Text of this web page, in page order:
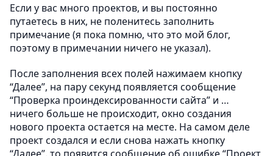
Если у вас много проектов, и вы постоянно
путаетесь в них, не поленитесь заполнить
примечание (я пока помню, что это мой блог,
поэтому в примечании ничего не указал).
После заполнения всех полей нажимаем кнопку
“Далее”, на пару секунд появляется сообщение
“Проверка проиндексированности сайта” и …
ничего больше не происходит, окно создания
нового проекта остается на месте. На самом деле
проект создался и если снова нажать кнопку
“Далее”, то появится сообщение об ошибке “Проект